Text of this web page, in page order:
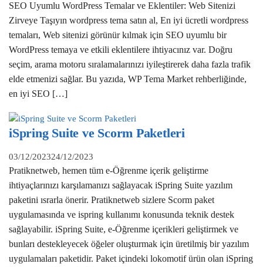
SEO Uyumlu WordPress Temalar ve Eklentiler: Web Sitenizi
Zirveye Taşıyın wordpress tema satın al, En iyi ücretli wordpress
temaları, Web sitenizi görünür kılmak için SEO uyumlu bir
WordPress temaya ve etkili eklentilere ihtiyacınız var. Doğru
seçim, arama motoru sıralamalarınızı iyileştirerek daha fazla trafik
elde etmenizi sağlar. Bu yazıda, WP Tema Market rehberliğinde,
en iyi SEO […]
iSpring Suite ve Scorm Paketleri
03/12/202324/12/2023
Pratiknetweb, hemen tüm e-Öğrenme içerik geliştirme
ihtiyaçlarınızı karşılamanızı sağlayacak iSpring Suite yazılım
paketini ısrarla önerir. Pratiknetweb sizlere Scorm paket
uygulamasında ve ispring kullanımı konusunda teknik destek
sağlayabilir. iSpring Suite, e-Öğrenme içerikleri geliştirmek ve
bunları destekleyecek öğeler oluşturmak için üretilmiş bir yazılım
uygulamaları paketidir. Paket içindeki lokomotif ürün olan iSpring